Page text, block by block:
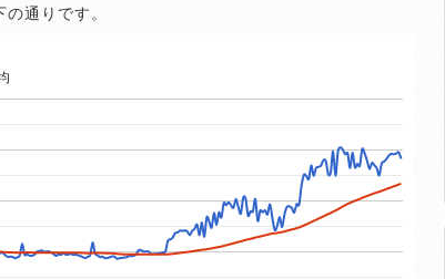
通りです。